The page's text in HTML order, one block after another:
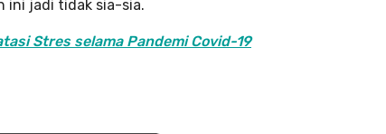
ini jadi tidak sia-sia.
Stres selama Pandemi Covid-19